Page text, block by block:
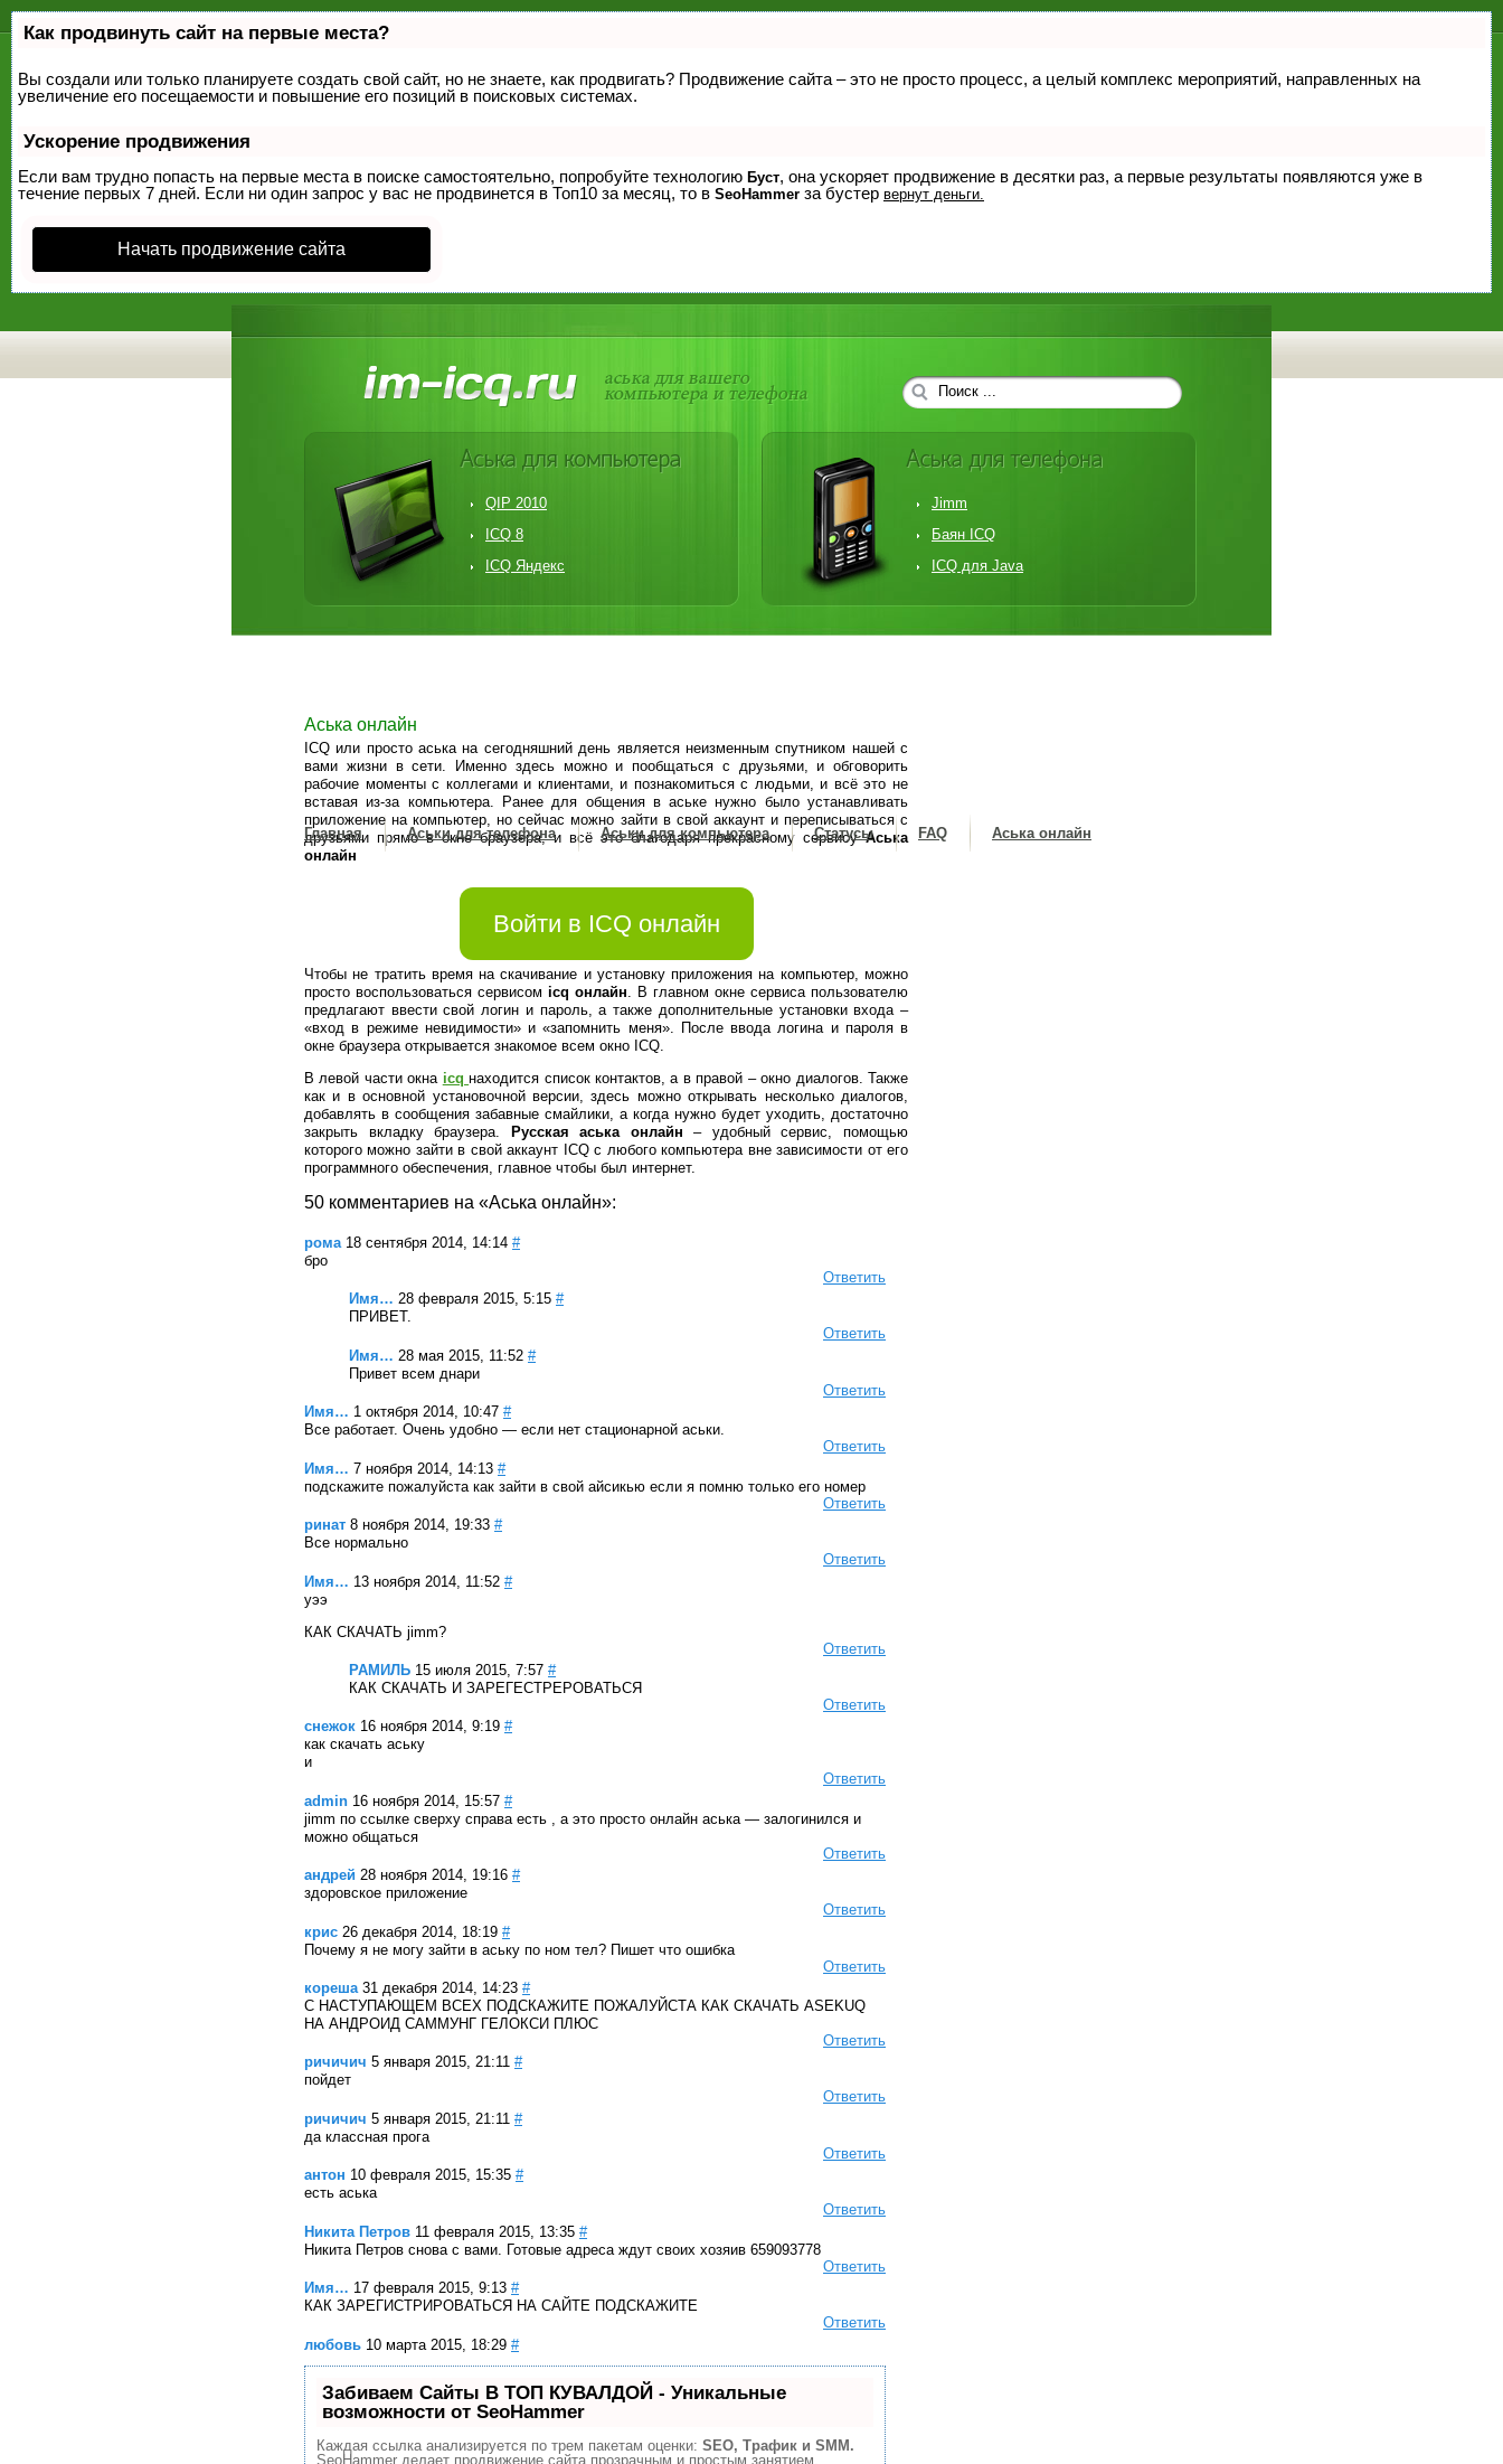
Как продвинуть сайт на первые места?
Вы создали или только планируете создать свой сайт, но не знаете, как продвигать? Продвижение сайта – это не просто процесс, а целый комплекс мероприятий, направленных на
увеличение его посещаемости и повышение его позиций в поисковых системах.
Ускорение продвижения
Если вам трудно попасть на первые места в поиске самостоятельно, попробуйте технологию Буст, она ускоряет продвижение в десятки раз, а первые результаты появляются уже в
течение первых 7 дней. Если ни один запрос у вас не продвинется в Топ10 за месяц, то в SeoHammer за бустер вернут деньги.
Начать продвижение сайта
QIP 2010
ICQ 8
ICQ Яндекс
Jimm
Баян ICQ
ICQ для Java
Главная Аськи для телефона Аськи для компьютера Статусы FAQ Аська онлайн
Аська онлайн
ICQ или просто аська на сегодняшний день является неизменным спутником нашей с
вами жизни в сети. Именно здесь можно и пообщаться с друзьями, и обговорить
рабочие моменты с коллегами и клиентами, и познакомиться с людьми, и всё это не
вставая из-за компьютера. Ранее для общения в аське нужно было устанавливать
приложение на компьютер, но сейчас можно зайти в свой аккаунт и переписываться с
друзьями прямо в окне браузера, и всё это благодаря прекрасному сервисуАська
онлайн
Войти в ICQ онлайн
Чтобы не тратить время на скачивание и установку приложения на компьютер, можно
просто воспользоваться сервисом icq онлайн. В главном окне сервиса пользователю
предлагают ввести свой логин и пароль, а также дополнительные установки входа –
«вход в режиме невидимости» и «запомнить меня». После ввода логина и пароля в
окне браузера открывается знакомое всем окно ICQ.
В левой части окна icqнаходится список контактов, а в правой – окно диалогов. Также
как и в основной установочной версии, здесь можно открывать несколько диалогов,
добавлять в сообщения забавные смайлики, а когда нужно будет уходить, достаточно
закрыть вкладку браузера.
Русская аська онлайн – удобный сервис, помощью
которого можно зайти в свой аккаунт ICQ с любого компьютера вне зависимости от его
программного обеспечения, главное чтобы был интернет.
50 комментариев на «Аська онлайн»:
рома 18 сентября 2014, 14:14 #
бро
Ответить
Имя… 28 февраля 2015, 5:15 #
ПРИВЕТ.
Ответить
Имя… 28 мая 2015, 11:52 #
Привет всем днари
Ответить
Имя… 1 октября 2014, 10:47 #
Все работает. Очень удобно — если нет стационарной аськи.
Ответить
Имя… 7 ноября 2014, 14:13 #
подскажите пожалуйста как зайти в свой айсикью если я помню только его номер
Ответить
ринат 8 ноября 2014, 19:33 #
Все нормально
Ответить
Имя… 13 ноября 2014, 11:52 #
уээ
КАК СКАЧАТЬ jimm?
Ответить
РАМИЛЬ 15 июля 2015, 7:57 #
КАК СКАЧАТЬ И ЗАРЕГЕСТРЕРОВАТЬСЯ
Ответить
снежок 16 ноября 2014, 9:19 #
как скачать аську
и
Ответить
admin 16 ноября 2014, 15:57 #
jimm по ссылке сверху справа есть , а это просто онлайн аська — залогинился и
можно общаться
Ответить
андрей 28 ноября 2014, 19:16 #
здоровское приложение
Ответить
крис 26 декабря 2014, 18:19 #
Почему я не могу зайти в аську по ном тел? Пишет что ошибка
Ответить
кореша 31 декабря 2014, 14:23 #
С НАСТУПАЮЩЕМ ВСЕХ ПОДСКАЖИТЕ ПОЖАЛУЙСТА КАК СКАЧАТЬ ASEKUQ
НА АНДРОИД САММУНГ ГЕЛОКСИ ПЛЮС
Ответить
ричичич 5 января 2015, 21:11 #
пойдет
Ответить
ричичич 5 января 2015, 21:11 #
да классная прога
Ответить
антон 10 февраля 2015, 15:35 #
есть аська
Ответить
Никита Петров 11 февраля 2015, 13:35 #
Никита Петров снова с вами. Готовые адреса ждут своих хозяив 659093778
Ответить
Имя… 17 февраля 2015, 9:13 #
КАК ЗАРЕГИСТРИРОВАТЬСЯ НА САЙТЕ ПОДСКАЖИТЕ
Ответить
любовь 10 марта 2015, 18:29 #
Забиваем Сайты В ТОП КУВАЛДОЙ - Уникальные
возможности от SeoHammer
Каждая ссылка анализируется по трем пакетам оценки: SEO, Трафик и SMM.
SeoHammer делает продвижение сайта прозрачным и простым занятием.